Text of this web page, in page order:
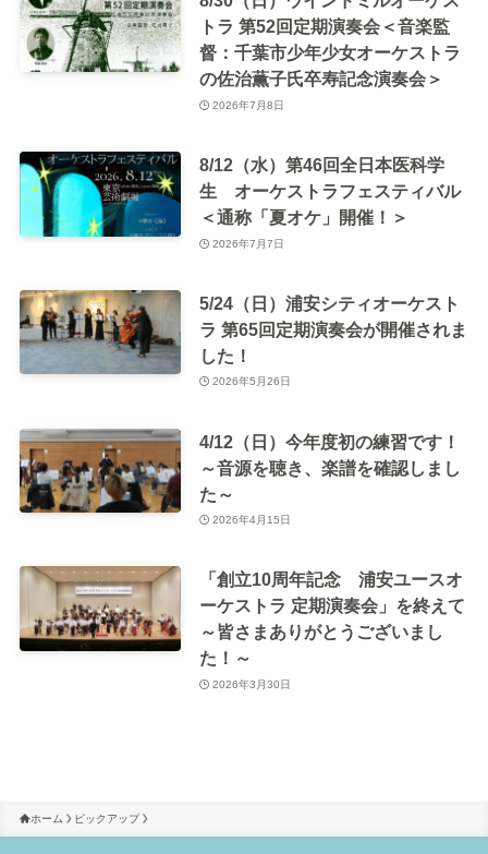
トラ 第52回定期演奏会＜音楽監
督：千葉市少年少女オーケストラ
の佐治薫子氏卒寿記念演奏会＞
2026年7月8日
8/12（水）第46回全日本医科学
生 オーケストラフェスティバル
＜通称「夏オケ」開催！＞
2026年7月7日
5/24（日）浦安シティオーケスト
ラ 第65回定期演奏会が開催されま
した！
2026年5月26日
4/12（日）今年度初の練習です！
～音源を聴き、楽譜を確認しまし
た～
2026年4月15日
「創立10周年記念 浦安ユースオ
ーケストラ 定期演奏会」を終えて
～皆さまありがとうございまし
た！～
2026年3月30日
ホーム ピックアップ